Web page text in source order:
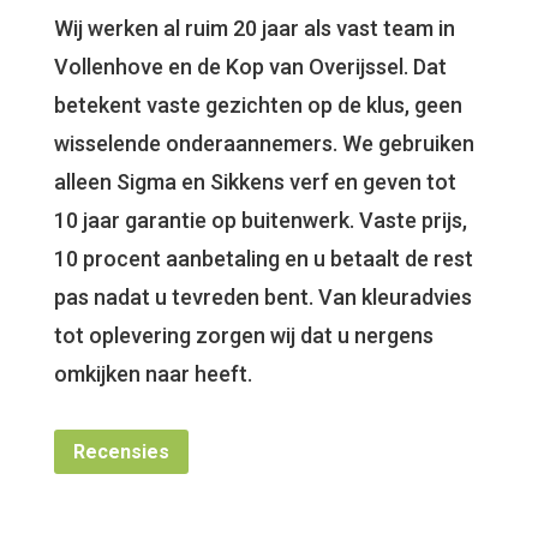
Wij werken al ruim 20 jaar als vast team in
Vollenhove en de Kop van Overijssel. Dat
betekent vaste gezichten op de klus, geen
wisselende onderaannemers. We gebruiken
alleen Sigma en Sikkens verf en geven tot
10 jaar garantie op buitenwerk. Vaste prijs,
10 procent aanbetaling en u betaalt de rest
pas nadat u tevreden bent. Van kleuradvies
tot oplevering zorgen wij dat u nergens
omkijken naar heeft.
Recensies